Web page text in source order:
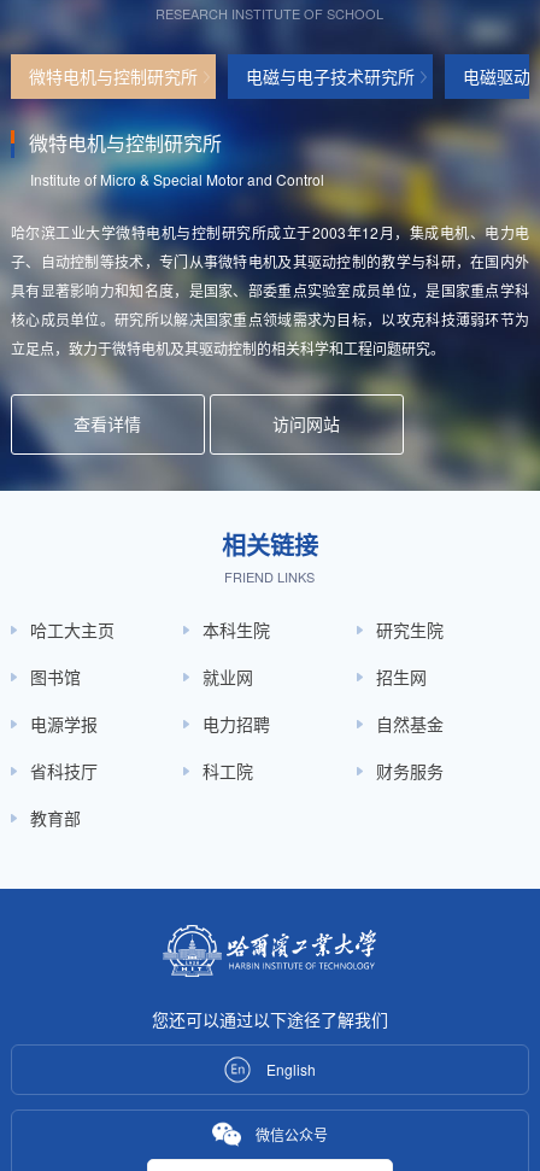
RESEARCH INSTITUTE OF SCHOOL
微特电机与控制研究所 电磁与电子技术研究所 电磁驱动
微特电机与控制研究所
Institute of Micro & Special Motor and Control
哈尔滨工业大学微特电机与控制研究所成立于2003年12月，集成电机、电力电
子、自动控制等技术，专门从事微特电机及其驱动控制的教学与科研，在国内外
具有显著影响力和知名度，是国家、部委重点实验室成员单位，是国家重点学科
核心成员单位。研究所以解决国家重点领域需求为目标，以攻克科技薄弱环节为
立足点，致力于微特电机及其驱动控制的相关科学和工程问题研究。
查看详情 访问网站
电磁与电子技术研究所
电磁与电子技术研究所成立于1996年，主要为发展电机、电磁应用领域而提供理
论基础、组件、电路及系统技术方面的研究。研究领域涉及机电装备、能源、交
室、测试与控制实验室、电动汽车实验室、电磁装备实验室、新原理电磁装置实
验室、智能与无线供电实验室。
电磁驱动与控制研究所
电磁驱动与控制研究所是隶属于哈尔滨工业大学电气工程学科的一个学术研究机
构，主要围绕电磁驱动控制理论与技术、储能技术与新能源技术、电力电子与数
教授、5名副教授以及多名博硕士研究生、本科毕业生等组成。
查看详情
特种电机研究中心
特种电机研究中心现有人员50余人，教师6人、技术人员8人，其中中国工程院院
士候选人1名、国家高层次人才1名。自1980年以来一直从事特种电机的研究，承
人航天、探月工程、深海探测、国家部委项目等国家级科研任务30余项，航天及
国民经济高技术领域项目150余项。发表论文300余篇，出版专著3部，授权中国
等奖2项，省科技进步特等奖1项，省部级科技奖10项，国家级大赛奖1项。支持
了国家重大任务的实施，解决了国家重大需求中的卡脖子问题。
电力系统研究所
电力系统研究所起源于我校1920年创立电气机械工程科电工专业，是哈工大最初
建设的4个专业之一。电力系统研究所现有教学与科研人员20人，包括教授11
能源领域开展研究，注重前沿学科与交叉学科领域的探索，形成了产学研相辅相
成、相互促进与协调发展的格局。
电力电子与电力传动研究所
电力电子与电力传动研究所聚焦当代电力电子与电力传动领域的重大科学问题和
工程技术难题，通过国家科技重大专项、国家重点研发计划、国家自然科学基金
力系统方向取得了具有国际先进水平的创新性成果，应用于40余家企事业单位，
取得了突出的社会和经济效益。
电器与电子可靠性研究所
电器与电子可靠性研究所成立于2001年，依托电机与电器国家重点学科、国家部
委机电组件专业技术公共服务平台、工信部产业技术基础公共服务平台、电器与
所，获中国合格评定国家认可委员实验室认可(CNAS)、中国计量认证(CMA)。凝
聚了一支由18位教师，70余位博硕研究生、70余位工程师所组成的高水平科研团
研国家部委预研专项、国家自然科学基金、国家863计划、国家部委预研和质量工
程等科研课题100余项，发表学术论文800余篇（其中SCI和EI收录400余篇）、授
项、省部级科技进步奖10余项。与厦门宏发（全球最大继电器企业）、中航光电
访问网站
电工理论与新技术研究所
电工理论与新技术研究所一直以高校电气工程教学为教育发展根基、以国际前沿
学术问题为科学研究导向，面向航天国防、自动化领域新技术中的应用，专注基
子及电能变换、电机驱动及其控制、高动态目标测试跟踪技术、航天电器电弧及
PVD等。研究所始终坚持教研合一；现有专职教师8人，其中教授（博导）4人，
查看详情
电能变换与控制研究所
电工学教研室（电能变换与控制研究所）主要围绕可再生能源发电、储能与微网
系统、特种电能变换等领域，针对特种电源理论、变换拓扑和控制方法等方面开
工艺与环境电源装备、大功率逆变与驱动等科研方向取得了丰硕的成果并成功应
用于工业生产。 教研室现有专职教师15人，其中国家级教学名师1人、省级教学
建设线上课程4门，其中国家级一流课程2门，省级一流课程3门。研究所教师获国
家级和省部级教学、科研成果奖15项，出版专著、教材31部，发表SCI/EI科研论
电、中船、中航等集团公司均建立了良好的合作关系，在相关领域年均培养本、
现代电子技术研究所
现代电子技术研究所现有教师11人，其中教授3人，博士生导师3人，省级教学名
师2人，为国家级优秀教学团队, 工信部研究型教学团队。现代电子技术研究所针
器、智能图像处理及算法硬件加速、动力/储能电池管理新理论与新技术、跨尺度
超精密机床控制技术/高精度多轴运动控制技术、高精度仪器仪表设计技术、大规
设计等。研究所培养了大批专业人才，持续推动相关行业发展。
查看详情
电工新技术研究所
哈尔滨工业大学电工新技术研究所面向国家重大战略需求及世界科技发展前沿，
在电磁现象基础理论研究基础上，注重高新技术的开发与应用，以及新兴学术增
环境技术及应用、高品质高效能电机技术等领域开展了广泛的科学技术研究和人
才培养工作，承担了国家自然科学基金重点/重大项目、国家重点基础研究发展计
名高校和科研机构在人才培养和学术研究方面开展了广泛而深入的合作。
查看详情
储能与电力变换研究所
为响应国家“碳减排”战略，储能与电力变换研究所成立于2022年12月，由原无线
电能传输技术研究所和电磁与电子技术研究所的部分教师合并而成，其前身是始
程领域的人才，为全国各重点院校及科研院所和企业（包括清华大学、上海交
大、西安交大、浙江大学、国家电网公司、南方电网、南瑞集团、航天科技集团
士生导师9人，承担国家重点研发计划、国家自然科学基金、基础加强计划等科研
项目，授权国际专利12项，牵头、参与制定国家、行业标准8项，荣获国家级、省
能等方面具有良好的研究条件，支撑国家能源寒地新型电力系统重点实验室
相关链接
FRIEND LINKS
哈工大主页 本科生院
研究生院
图书馆
就业网
招生网
电源学报
电力招聘
自然基金
省科技厅
科工院
财务服务
教育部
您还可以通过以下途径了解我们
English
微信公众号